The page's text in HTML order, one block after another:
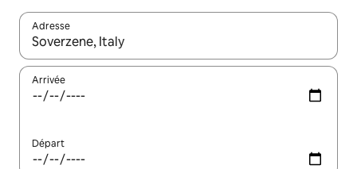
Adresse
Lorsque les résultats s'affichent, utilisez les flèches vers le
Arrivée
Départ